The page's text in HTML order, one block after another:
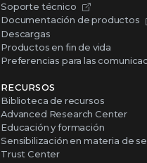
Soporte técnico
Documentación de productos
Descargas
Productos en fin de vida
Preferencias para las
RECURSOS
Biblioteca de recursos
Advanced Research Center
Educación y formación
Sensibilización en materia de
Trust Center